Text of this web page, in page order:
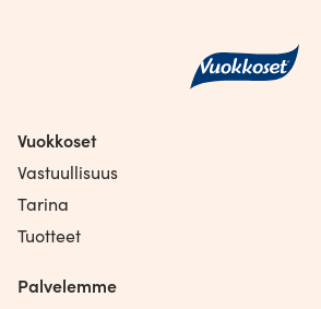
Vuokkoset
Vastuullisuus
Tarina
Tuotteet
Palvelemme